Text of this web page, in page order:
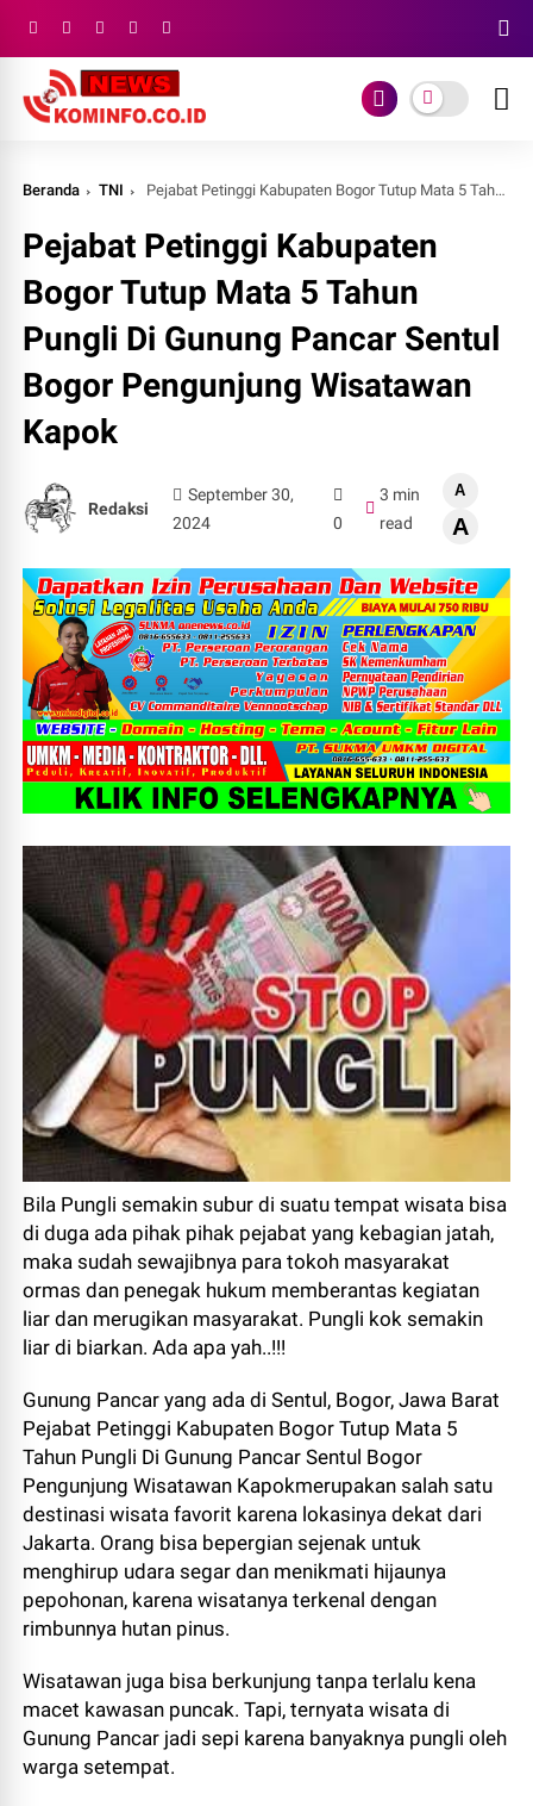
Beranda TNI Pejabat Petinggi Kabupaten Bogor Tutup Mata 5 Tahun Pungli Di Gunung Pancar Sentul Bogor Pengunjung Wisatawan Kapok
Pejabat Petinggi Kabupaten
Bogor Tutup Mata 5 Tahun
Pungli Di Gunung Pancar Sentul
Bogor Pengunjung Wisatawan
Kapok
Redaksi
September 30,
2024
0
3 min
read
A
A
Bila Pungli semakin subur di suatu tempat wisata bisa
di duga ada pihak pihak pejabat yang kebagian jatah,
maka sudah sewajibnya para tokoh masyarakat
ormas dan penegak hukum memberantas kegiatan
liar dan merugikan masyarakat. Pungli kok semakin
liar di biarkan. Ada apa yah..!!!
Gunung Pancar yang ada di Sentul, Bogor, Jawa Barat
Pejabat Petinggi Kabupaten Bogor Tutup Mata 5
Tahun Pungli Di Gunung Pancar Sentul Bogor
Pengunjung Wisatawan Kapokmerupakan salah satu
destinasi wisata favorit karena lokasinya dekat dari
Jakarta. Orang bisa bepergian sejenak untuk
menghirup udara segar dan menikmati hijaunya
pepohonan, karena wisatanya terkenal dengan
rimbunnya hutan pinus.
Wisatawan juga bisa berkunjung tanpa terlalu kena
macet kawasan puncak. Tapi, ternyata wisata di
Gunung Pancar jadi sepi karena banyaknya pungli oleh
warga setempat.